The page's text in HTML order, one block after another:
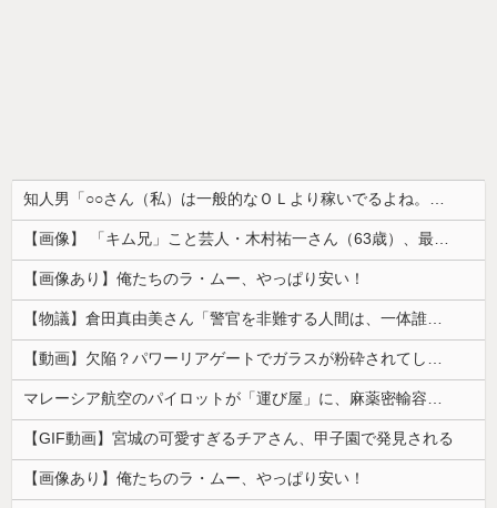
知人男「○○さん（私）は一般的なＯＬより稼いでるよね。結婚してもし旦那より給料高かったら薄給のところに転職するでしょ？」私「なんで？」知人男「」←色々びっくりした。
【画像】 「キム兄」こと芸人・木村祐一さん（63歳）、最新の松本人志さんとのツーショットが完全に別人だとネット騒然！ 「マジで誰かわからん」...
【画像あり】俺たちのラ・ムー、やっぱり安い！
【物議】倉田真由美さん「警官を非難する人間は、一体誰の命を守りたいのか」
【動画】欠陥？パワーリアゲートでガラスが粉砕されてしまうトヨタ・セコイア。
マレーシア航空のパイロットが「運び屋」に、麻薬密輸容疑で拘束…最高刑は死刑！
【GIF動画】宮城の可愛すぎるチアさん、甲子園で発見される
【画像あり】俺たちのラ・ムー、やっぱり安い！